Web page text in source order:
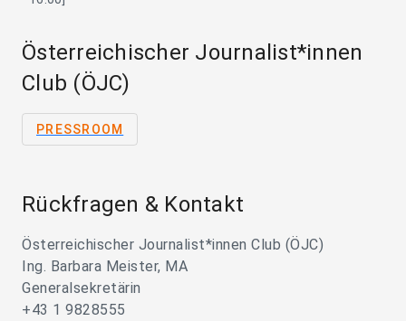
Österreichischer Journalist*innen
Club (ÖJC)
PRESSROOM
Rückfragen & Kontakt
Österreichischer Journalist*innen Club (ÖJC)
Ing. Barbara Meister, MA
Generalsekretärin
+43 1 9828555